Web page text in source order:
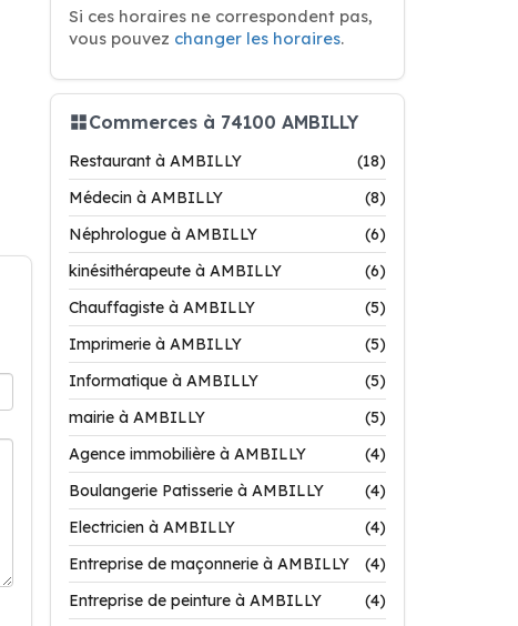
Si ces horaires ne correspondent pas,
vous pouvez changer les horaires.
Commerces à 74100 AMBILLY
Restaurant à AMBILLY
(18)
Médecin à AMBILLY
(8)
Néphrologue à AMBILLY
(6)
kinésithérapeute à AMBILLY
(6)
Chauffagiste à AMBILLY
(5)
Imprimerie à AMBILLY
(5)
Informatique à AMBILLY
(5)
mairie à AMBILLY
(5)
Agence immobilière à AMBILLY
(4)
Boulangerie Patisserie à AMBILLY
(4)
Electricien à AMBILLY
(4)
Entreprise de maçonnerie à AMBILLY
(4)
Entreprise de peinture à AMBILLY
(4)